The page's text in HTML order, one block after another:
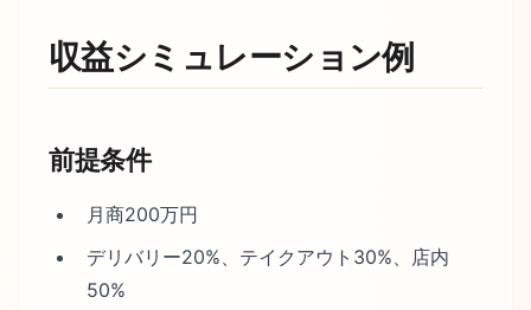
収益シミュレーション例
前提条件
月商200万円
デリバリー20%、テイクアウト30%、店内
50%